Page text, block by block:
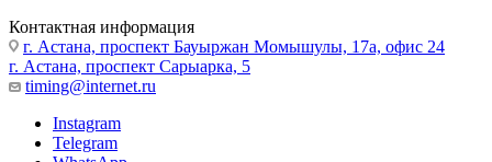
Контактная информация
г. Астана, проспект Бауыржан Момышулы, 17а, офис 24
г. Астана, проспект Сарыарка, 5
timing@internet.ru
Instagram
Telegram